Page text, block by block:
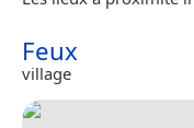
Feux
village